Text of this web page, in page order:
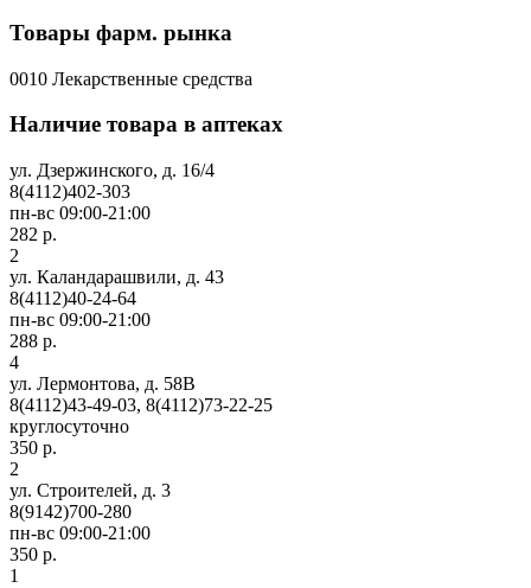
Товары фарм. рынка
0010 Лекарственные средства
Наличие товара в аптеках
ул. Дзержинского, д. 16/4
8(4112)402-303
пн-вс 09:00-21:00
282 р.
2
ул. Каландарашвили, д. 43
8(4112)40-24-64
пн-вс 09:00-21:00
288 р.
4
ул. Лермонтова, д. 58В
8(4112)43-49-03, 8(4112)73-22-25
круглосуточно
350 р.
2
ул. Строителей, д. 3
8(9142)700-280
пн-вс 09:00-21:00
350 р.
1